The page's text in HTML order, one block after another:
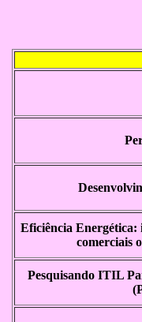
Eficiência Energética:
comerciais
Pesquisando ITIL